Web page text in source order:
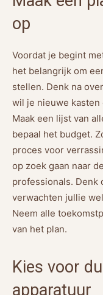
op
Voordat je begint
het belangrijk om
stellen. Denk na
wil je nieuwe
Maak een lijst van
bepaal het budget.
proces voor
op zoek gaan naar
professionals. Denk
verwachten jullie
Neem alle
van het plan.
Kies voor
apparatuur